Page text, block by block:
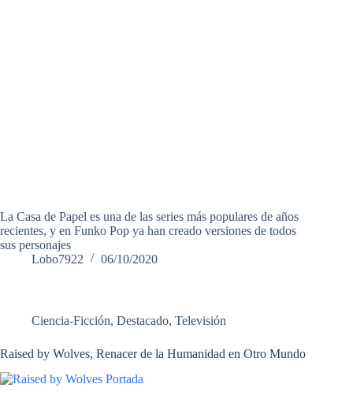
La Casa de Papel es una de las series más populares de años
recientes, y en Funko Pop ya han creado versiones de todos
sus personajes
Lobo7922
06/10/2020
Ciencia-Ficción, Destacado, Televisión
Raised by Wolves, Renacer de la Humanidad en Otro Mundo